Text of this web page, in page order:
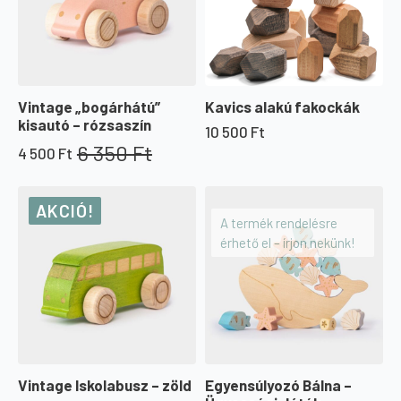
Vintage „bogárhátú”
kisautó – rózsaszín
6 350Ft
Original
was:
4 500 Ft
Current
is:
Kavics alakú fakockák
10 500 Ft
AKCIÓ!
Vintage Iskolabusz – zöld
A termék rendelésre
érhető el – írjon nekünk!
Egyensúlyozó Bálna –